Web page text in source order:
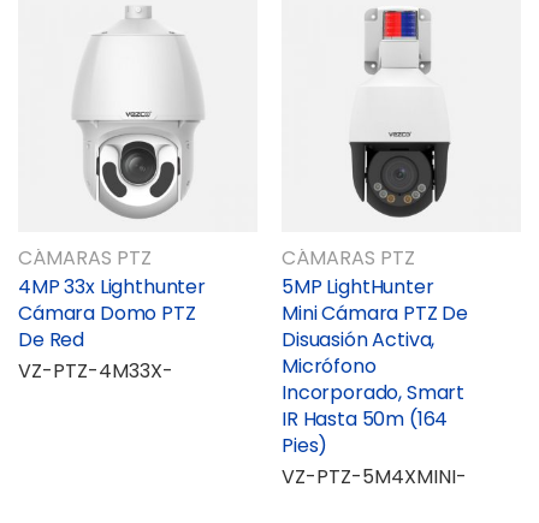
CÁMARAS PTZ
4MP 33x Lighthunter
Cámara Domo PTZ
De Red
VZ-PTZ-4M33X-
CÁMARAS PTZ
5MP LightHunter
Mini Cámara PTZ De
Disuasión Activa,
Micrófono
Incorporado, Smart
IR Hasta 50m (164
Pies)
VZ-PTZ-5M4XMINI-